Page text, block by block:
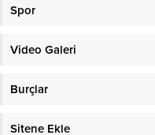
Spor
Video Galeri
Burçlar
Sitene Ekle